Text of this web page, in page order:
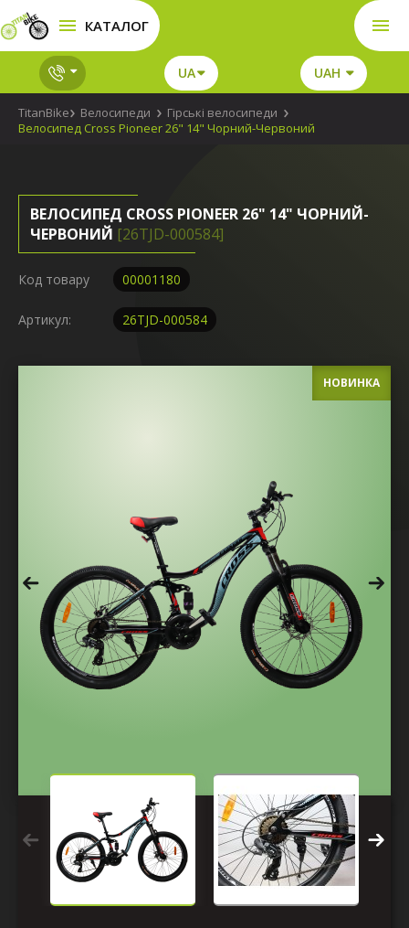
КАТАЛОГ
UA UAH
TitanBike Велосипеди
Гірські велосипеди
Велосипед Cross Pioneer 26" 14" Чорний-Червоний
ВЕЛОСИПЕД CROSS PIONEER 26" 14" ЧОРНИЙ-
ЧЕРВОНИЙ [26TJD-000584]
Код товару 00001180
Артикул: 26TJD-000584
НОВИНКА